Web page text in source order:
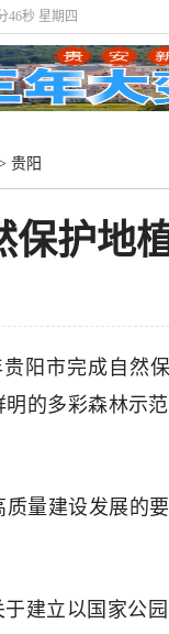
47秒 星期四
贵阳
护地
阳市完成自然
的多彩森林示
量建设发展的
建立以国家公